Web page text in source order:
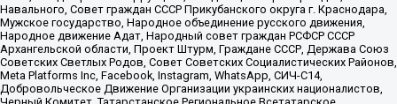
Навального, Совет граждан СССР Прикубанского округа г. Краснодара,
Мужское государство, Народное объединение русского движения,
Народное движение Адат, Народный совет граждан РСФСР СССР
Архангельской области, Проект Штурм, Граждане СССР, Держава Союз
Советских Светлых Родов, Совет Советских Социалистических Районов,
Meta Platforms Inc, Facebook, Instagram, WhatsApp, СИЧ-С14,
Добровольческое Движение Организации украинских националистов,